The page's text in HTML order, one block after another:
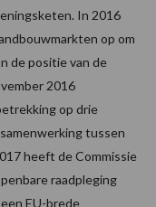
In 2016
op om
de positie van de
2016
op drie
tussen
heeft de Commissie
raadpleging
EU-brede